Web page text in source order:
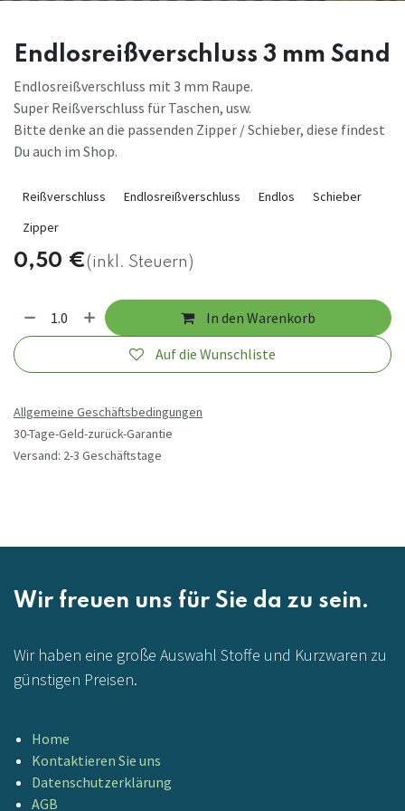
Endlosreißverschluss 3 mm Sand
Endlosreißverschluss mit 3 mm Raupe.
Super Reißverschluss für Taschen, usw.
Bitte denke an die passenden Zipper / Schieber, diese findest
Du auch im Shop.
Reißverschluss Endlosreißverschluss Endlos
Schieber
Zipper
0,50 €(inkl. Steuern)
In den Warenkorb
Auf die Wunschliste
Allgemeine Geschäftsbedingungen
30-Tage-Geld-zurück-Garantie
Versand: 2-3 Geschäftstage
Wir freuen uns für Sie da zu sein.
Wir haben eine große Auswahl Stoffe und Kurzwaren zu
günstigen Preisen.
Home
Kontaktieren Sie uns
Datenschutzerklärung
AGB